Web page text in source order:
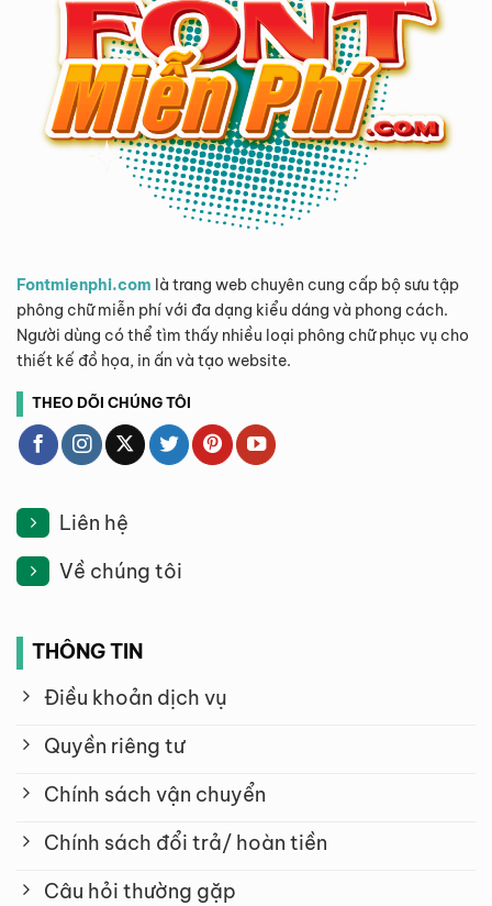
Fontmienphi.com là trang web chuyên cung cấp bộ sưu tập
phông chữ miễn phí với đa dạng kiểu dáng và phong cách.
Người dùng có thể tìm thấy nhiều loại phông chữ phục vụ cho
thiết kế đồ họa, in ấn và tạo website.
THEO DÕI CHÚNG TÔI
Liên hệ
Về chúng tôi
THÔNG TIN
Điều khoản dịch vụ
Quyền riêng tư
Chính sách vận chuyển
Chính sách đổi trả/ hoàn tiền
Câu hỏi thường gặp